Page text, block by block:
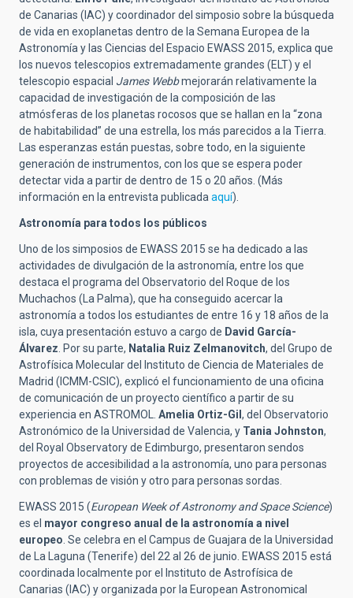
de Canarias (IAC) y coordinador del simposio sobre la búsqueda
de vida en exoplanetas dentro de la Semana Europea de la
Astronomía y las Ciencias del Espacio EWASS 2015, explica que
los nuevos telescopios extremadamente grandes (ELT) y el
telescopio espacial James Webbmejorarán relativamente la
capacidad de investigación de la composición de las
atmósferas de los planetas rocosos que se hallan en la “zona
de habitabilidad” de una estrella, los más parecidos a la Tierra.
Las esperanzas están puestas, sobre todo, en la siguiente
generación de instrumentos, con los que se espera poder
detectar vida a partir de dentro de 15 o 20 años. (Más
información en la entrevista publicada aquí).
Astronomía para todos los públicos
Uno de los simposios de EWASS 2015 se ha dedicado a las
actividades de divulgación de la astronomía, entre los que
destaca el programa del Observatorio del Roque de los
Muchachos (La Palma), que ha conseguido acercar la
astronomía a todos los estudiantes de entre 16 y 18 años de la
isla, cuya presentación estuvo a cargo de David García-
Álvarez . Por su parte, Natalia Ruiz Zelmanovitch, del Grupo de
Astrofísica Molecular del Instituto de Ciencia de Materiales de
Madrid (ICMM-CSIC), explicó el funcionamiento de una oficina
de comunicación de un proyecto científico a partir de su
experiencia en ASTROMOL. Amelia Ortiz-Gil , del Observatorio
Astronómico de la Universidad de Valencia, y Tania Johnston,
del Royal Observatory de Edimburgo, presentaron sendos
proyectos de accesibilidad a la astronomía, uno para personas
con problemas de visión y otro para personas sordas.
EWASS 2015 (European Week of Astronomy and Space Science)
es el mayor congreso anual de la astronomía a nivel
europeo . Se celebra en el Campus de Guajara de la Universidad
de La Laguna (Tenerife) del 22 al 26 de junio. EWASS 2015 está
coordinada localmente por el Instituto de Astrofísica de
Canarias (IAC) y organizada por la European Astronomical